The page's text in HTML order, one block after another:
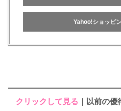
Yahoo!ショッピ
クリックして見る ｜以前の優